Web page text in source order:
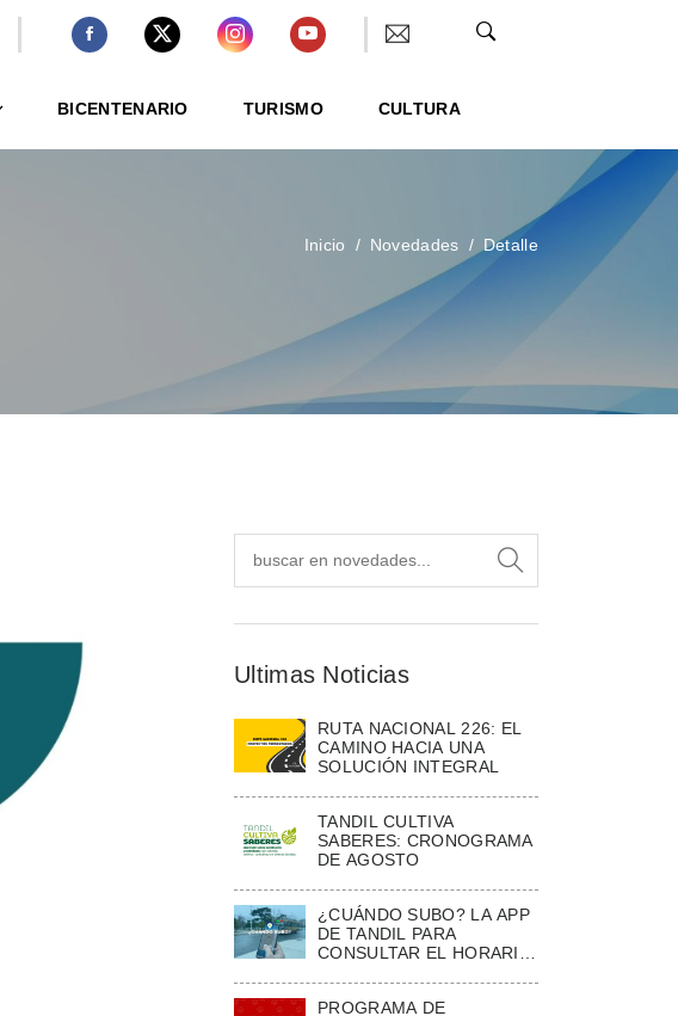
BICENTENARIO TURISMO CULTURA
Inicio Novedades Detalle
Ultimas Noticias
RUTA NACIONAL 226: EL
CAMINO HACIA UNA
SOLUCIÓN INTEGRAL
TANDIL CULTIVA
SABERES: CRONOGRAMA
DE AGOSTO
¿CUÁNDO SUBO? LA APP
DE TANDIL PARA
CONSULTAR EL HORARIO
PROGRAMA DE